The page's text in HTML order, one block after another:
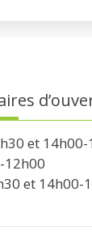
et 14h00-
12h00
et 14h00-